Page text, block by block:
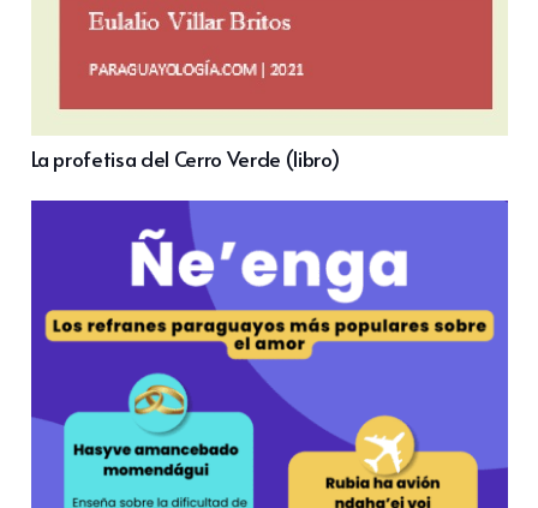
La profetisa del Cerro Verde (libro)